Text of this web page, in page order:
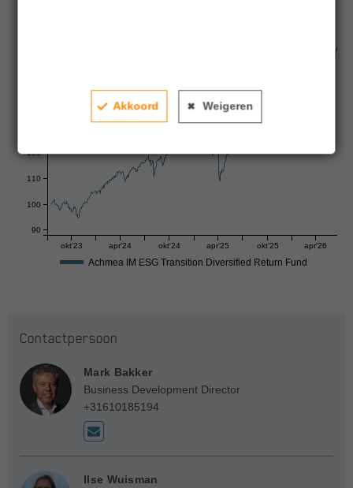
Akkoord Weigeren
okt'23 apr'24 okt'24 apr'25 okt'25 apr'26
90
100
110
120
Achmea IM ESG Transition Diversified Return Fund
Contactpersoon
Mark Bakker
Business Development Director
+31610185194
Ilse Wuisman